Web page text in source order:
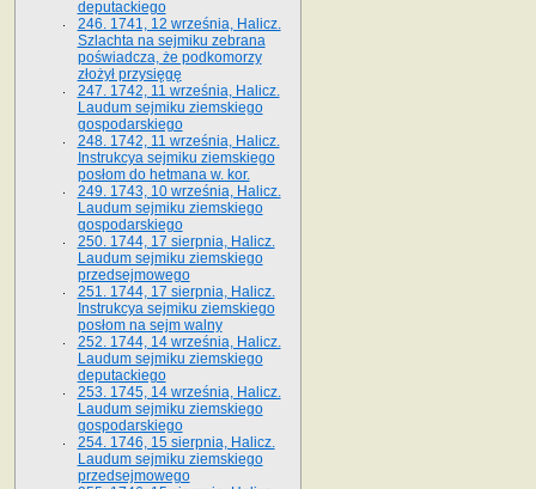
deputackiego
246. 1741, 12 września, Halicz.
Szlachta na sejmiku zebrana
poświadcza, że podkomorzy
złożył przysięgę
247. 1742, 11 września, Halicz.
Laudum sejmiku ziemskiego
gospodarskiego
248. 1742, 11 września, Halicz.
Instrukcya sejmiku ziemskiego
posłom do hetmana w. kor.
249. 1743, 10 września, Halicz.
Laudum sejmiku ziemskiego
gospodarskiego
250. 1744, 17 sierpnia, Halicz.
Laudum sejmiku ziemskiego
przedsejmowego
251. 1744, 17 sierpnia, Halicz.
Instrukcya sejmiku ziemskiego
posłom na sejm walny
252. 1744, 14 września, Halicz.
Laudum sejmiku ziemskiego
deputackiego
253. 1745, 14 września, Halicz.
Laudum sejmiku ziemskiego
gospodarskiego
254. 1746, 15 sierpnia, Halicz.
Laudum sejmiku ziemskiego
przedsejmowego